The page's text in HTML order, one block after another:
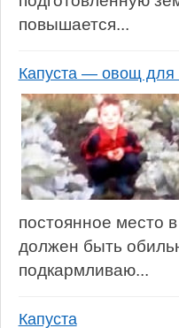
повышается...
Капуста — овощ для
постоянное место
должен быть
подкармливаю...
Капуста